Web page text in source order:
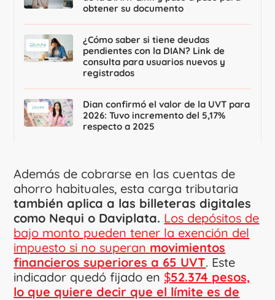
obtener su documento
¿Cómo saber si tiene deudas
pendientes con la DIAN? Link de
consulta para usuarios nuevos y
registrados
Dian confirmó el valor de la UVT para
2026: Tuvo incremento del 5,17%
respecto a 2025
Además de cobrarse en las cuentas de
ahorro habituales, esta carga tributaria
también aplica a las billeteras digitales
como Nequi o Daviplata. Los depósitos de
bajo monto pueden tener la exención del
impuesto si no superan movimientos
financieros superiores a 65 UVT. Este
indicador quedó fijado en$52.374 pesos,
lo que quiere decir que el límite es de